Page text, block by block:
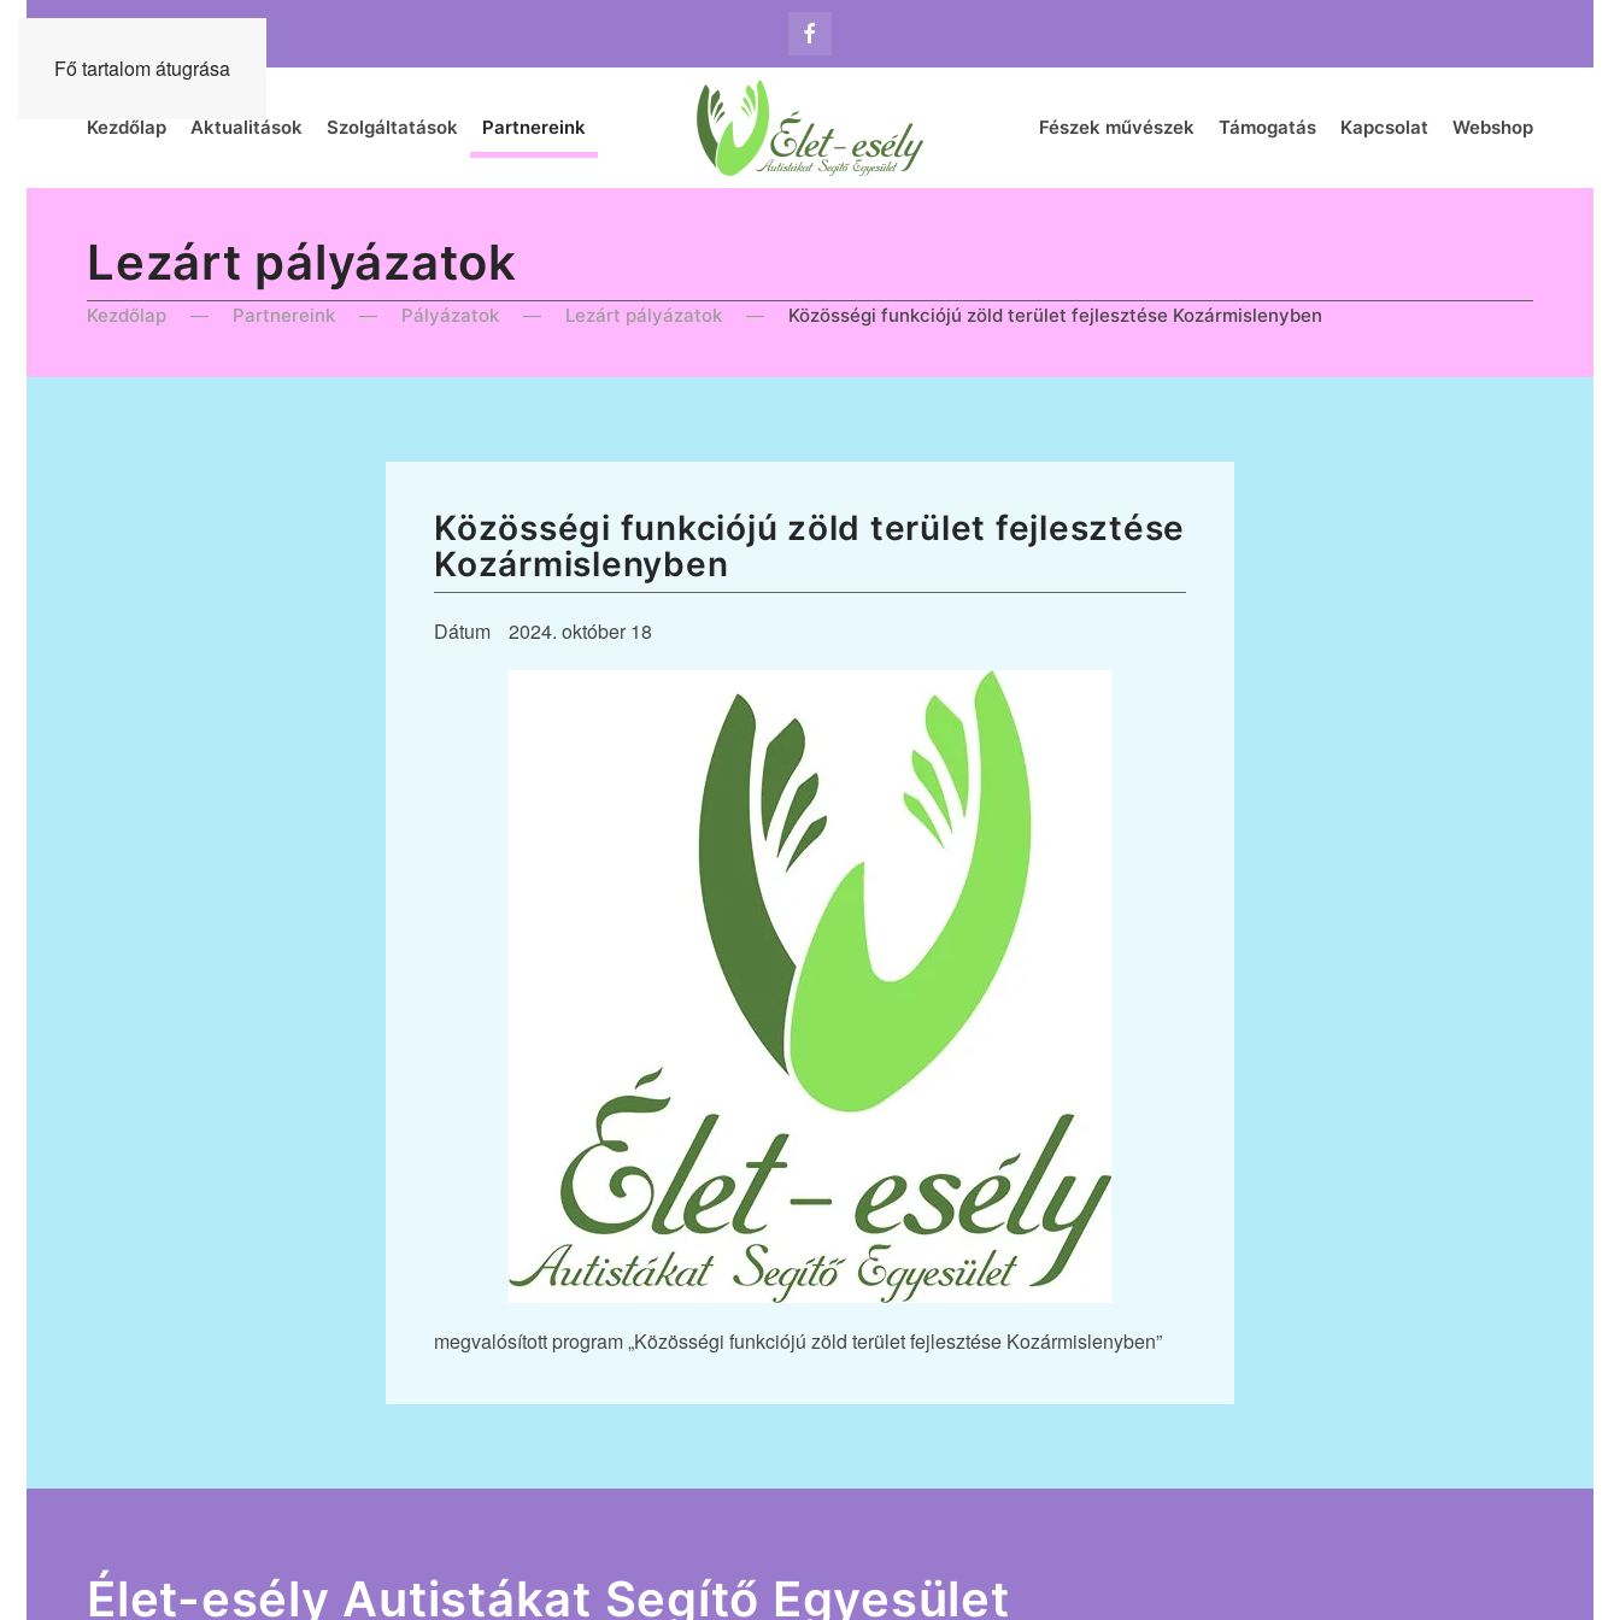
Fő tartalom átugrása
Kezdőlap Aktualitások Szolgáltatások Partnereink Fészek művészek Támogatás Kapcsolat Webshop
Lezárt pályázatok
Kezdőlap Partnereink Pályázatok Lezárt pályázatok Közösségi funkciójú zöld terület fejlesztése Kozármislenyben
Közösségi funkciójú zöld terület fejlesztése
Kozármislenyben
Dátum 2024. október 18
megvalósított program „Közösségi funkciójú zöld terület fejlesztése Kozármislenyben”
Élet-esély Autistákat Segítő Egyesület